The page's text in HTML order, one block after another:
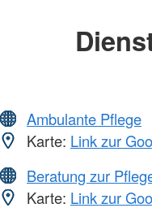
Ambulante Pflege
Karte: Link zur
Beratung zur
Karte: Link zur